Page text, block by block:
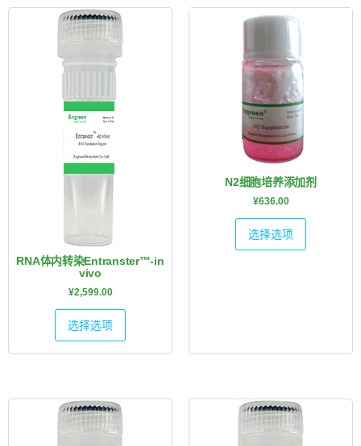
RNA体内转染Entranster™-in
vivo
¥2,599.00
选择选项
N2细胞培养添加剂
¥636.00
选择选项